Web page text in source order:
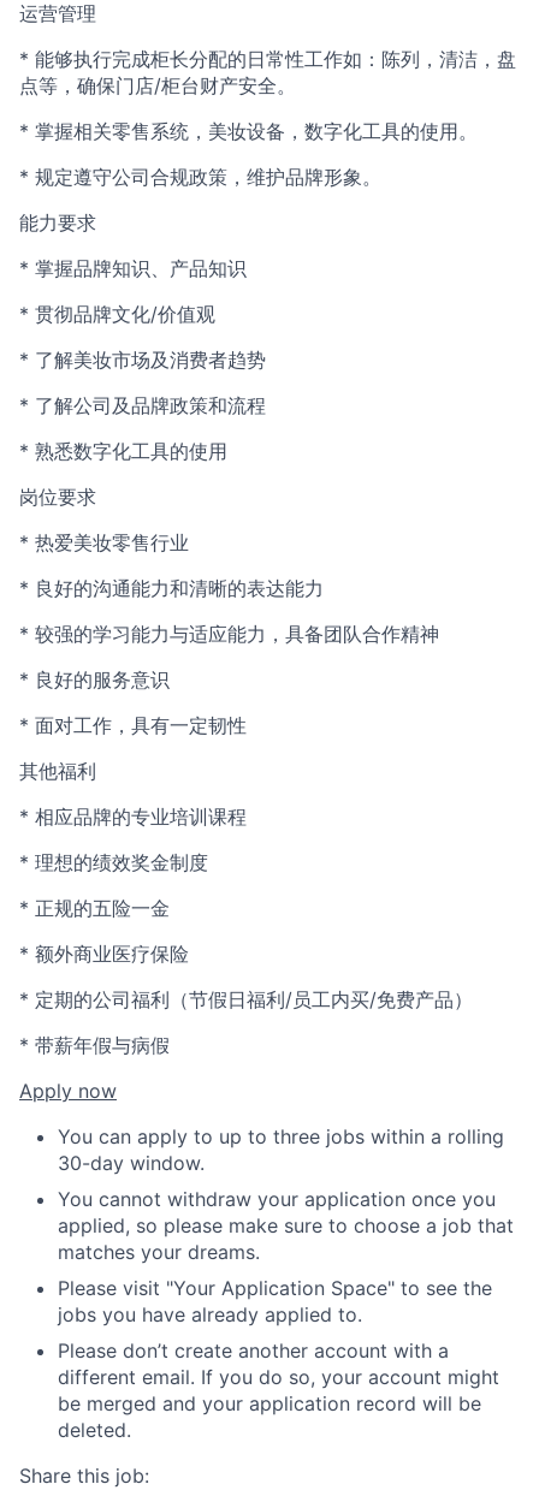
运营管理
* 能够执行完成柜长分配的日常性工作如：陈列，清洁，盘
点等，确保门店/柜台财产安全。
* 掌握相关零售系统，美妆设备，数字化工具的使用。
* 规定遵守公司合规政策，维护品牌形象。
能力要求
* 掌握品牌知识、产品知识
* 贯彻品牌文化/价值观
* 了解美妆市场及消费者趋势
* 了解公司及品牌政策和流程
* 熟悉数字化工具的使用
岗位要求
* 热爱美妆零售行业
* 良好的沟通能力和清晰的表达能力
* 较强的学习能力与适应能力，具备团队合作精神
* 良好的服务意识
* 面对工作，具有一定韧性
其他福利
* 相应品牌的专业培训课程
* 理想的绩效奖金制度
* 正规的五险一金
* 额外商业医疗保险
* 定期的公司福利（节假日福利/员工内买/免费产品）
* 带薪年假与病假
Apply now
You can apply to up to three jobs within a rolling
30-day window.
You cannot withdraw your application once you
applied, so please make sure to choose a job that
matches your dreams.
Please visit "Your Application Space" to see the
jobs you have already applied to.
Please don’t create another account with a
different email. If you do so, your account might
be merged and your application record will be
deleted.
Share this job: